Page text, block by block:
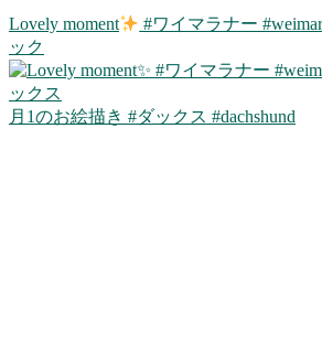
Lovely moment
#ワイマラナー
ック
月1のお絵描き #ダックス #dachshund